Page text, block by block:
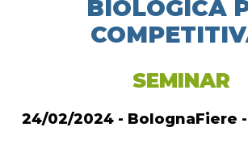
BIOLOGICA
SEMINAR
24/02/2024 - BolognaFiere -